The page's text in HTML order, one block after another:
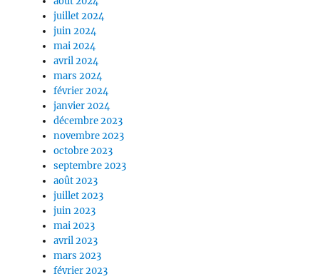
juillet 2024
juin 2024
mai 2024
avril 2024
mars 2024
février 2024
janvier 2024
décembre 2023
novembre 2023
octobre 2023
septembre 2023
août 2023
juillet 2023
juin 2023
mai 2023
avril 2023
mars 2023
février 2023